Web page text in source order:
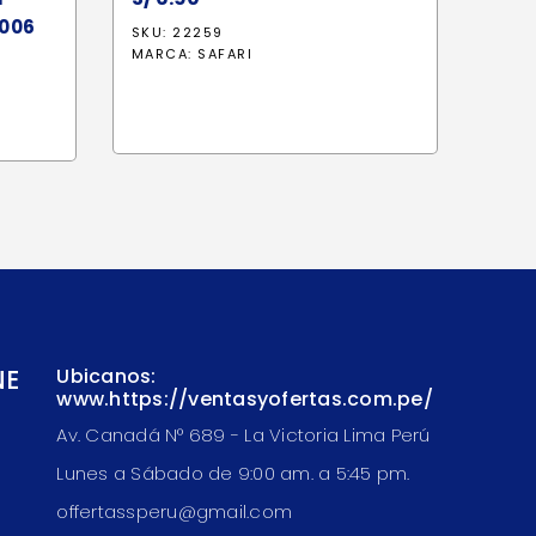
SKU: 22259
MARCA: SAFARI
Ubicanos:
www.https://ventasyofertas.com.pe/
Av. Canadá N° 689 - La Victoria Lima Perú
Lunes a Sábado de 9:00 am. a 5:45 pm.
offertassperu@gmail.com